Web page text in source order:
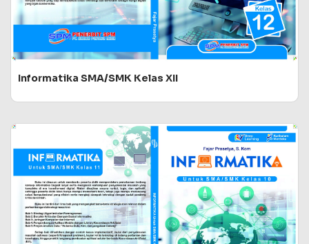
Informatika SMA/SMK Kelas XII